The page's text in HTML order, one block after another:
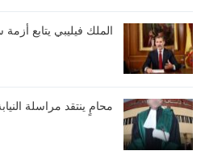
الملك فيليبي يتابع
محامٍ ينتقد مراسلة